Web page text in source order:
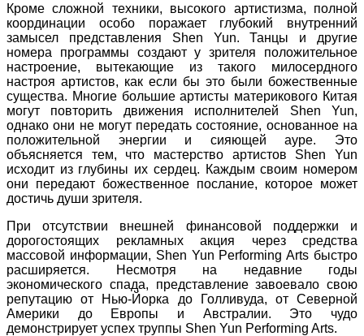
Кроме сложной техники, высокого артистизма, полной
координации особо поражает глубокий внутренний
замысел представления Shen Yun. Танцы и другие
номера программы создают у зрителя положительное
настроение, вытекающие из такого милосердного
настроя артистов, как если бы это были божественные
существа. Многие большие артисты материкового Китая
могут повторить движения исполнителей Shen Yun,
однако они не могут передать состояние, основанное на
положительной энергии и сияющей ауре. Это
объясняется тем, что мастерство артистов Shen Yun
исходит из глубины их сердец. Каждым своим номером
они передают божественное послание, которое может
достичь души зрителя.
При отсутствии внешней финансовой поддержки и
дорогостоящих рекламных акция через средства
массовой информации, Shen Yun Performing Arts быстро
расширяется. Несмотря на недавние годы
экономического спада, представление завоевало свою
репутацию от Нью-Йорка до Голливуда, от Северной
Америки до Европы и Австралии. Это чудо
демонстрирует успех труппы Shen Yun Performing Arts.